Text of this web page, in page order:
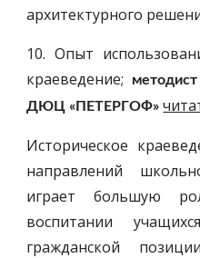
архитектурного
10. Опыт
краеведение;
ДЮЦ «ПЕТЕРГОФ»
Историческое
направлений
играет большую
воспитании
гражданской